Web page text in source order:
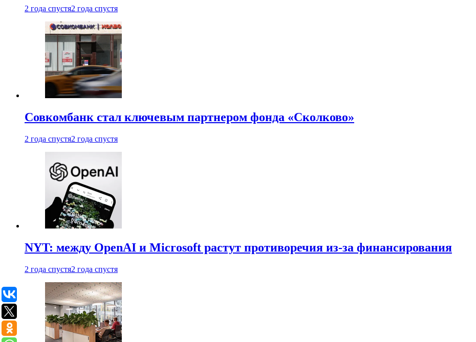
2 года спустя2 года спустя
Совкомбанк стал ключевым партнером фонда «Сколково»
2 года спустя2 года спустя
NYT: между OpenAI и Microsoft растут противоречия из-за финансирования
2 года спустя2 года спустя